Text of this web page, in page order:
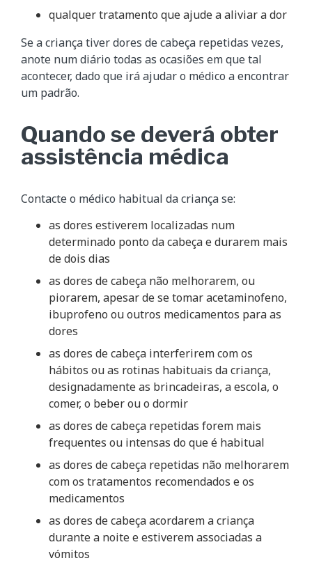
qualquer tratamento que ajude a aliviar a dor
Se a criança tiver dores de cabeça repetidas vezes,
anote num diário todas as ocasiões em que tal
acontecer, dado que irá ajudar o médico a encontrar
um padrão.
Quando se deverá obter
assistência médica
Contacte o médico habitual da criança se:
as dores estiverem localizadas num
determinado ponto da cabeça e durarem mais
de dois dias
as dores de cabeça não melhorarem, ou
piorarem, apesar de se tomar acetaminofeno,
ibuprofeno ou outros medicamentos para as
dores
as dores de cabeça interferirem com os
hábitos ou as rotinas habituais da criança,
designadamente as brincadeiras, a escola, o
comer, o beber ou o dormir
as dores de cabeça repetidas forem mais
frequentes ou intensas do que é habitual
as dores de cabeça repetidas não melhorarem
com os tratamentos recomendados e os
medicamentos
as dores de cabeça acordarem a criança
durante a noite e estiverem associadas a
vómitos